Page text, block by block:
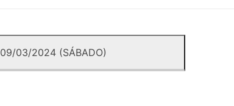
09/03/2024 (SÁBADO)